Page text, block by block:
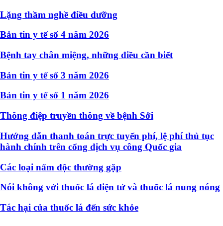
Lặng thầm nghề điều dưỡng
Bản tin y tế số 4 năm 2026
Bệnh tay chân miệng, những điều cần biết
Bản tin y tế số 3 năm 2026
Bản tin y tế số 1 năm 2026
Thông điệp truyền thông về bệnh Sởi
Hướng dẫn thanh toán trực tuyến phí, lệ phí thủ tục
hành chính trên cổng dịch vụ công Quốc gia
Các loại nấm độc thường gặp
Nói không với thuốc lá điện tử và thuốc lá nung nóng
Tác hại của thuốc lá đến sức khỏe